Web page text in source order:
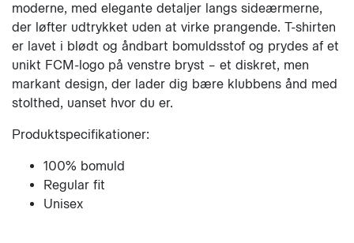
moderne, med elegante detaljer langs sideærmerne,
der løfter udtrykket uden at virke prangende. T-shirten
er lavet i blødt og åndbart bomuldsstof og prydes af et
unikt FCM-logo på venstre bryst – et diskret, men
markant design, der lader dig bære klubbens ånd med
stolthed, uanset hvor du er.
Produktspecifikationer:
100% bomuld
Regular fit
Unisex